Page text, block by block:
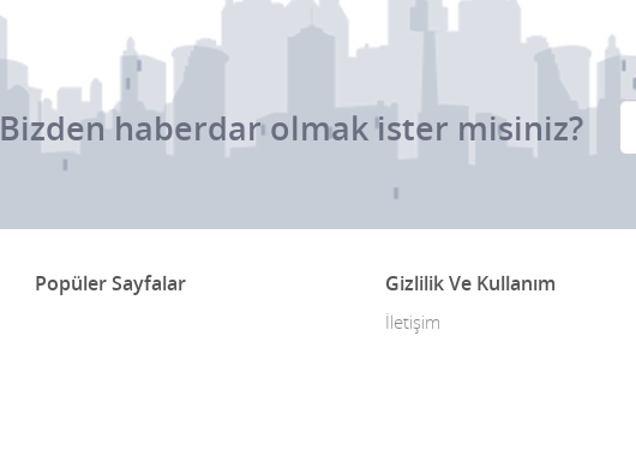
Bizden haberdar olmak ister misiniz?
Popüler Sayfalar Gizlilik Ve Kullanım
İletişim